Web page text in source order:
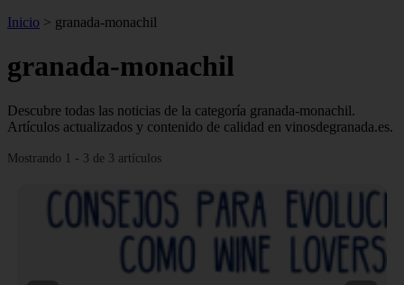
Inicio > granada-monachil
granada-monachil
Descubre todas las noticias de la categoría granada-monachil.
Artículos actualizados y contenido de calidad en vinosdegranada.es.
Mostrando 1 - 3 de 3 artículos